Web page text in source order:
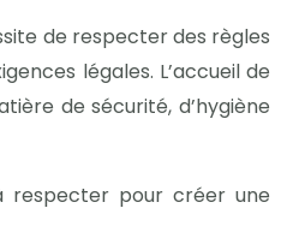
de respecter des règles
légales. L’accueil de
de sécurité, d’hygiène
respecter pour créer une